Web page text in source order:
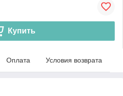
Купить
Оплата Условия возврата